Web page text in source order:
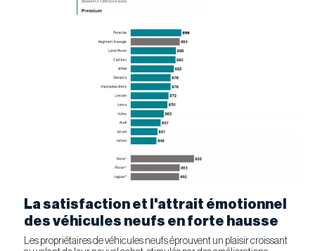
La satisfaction et l'attrait émotionnel
des véhicules neufs en forte hausse
Les propriétaires de véhicules neufs éprouvent un plaisir croissant